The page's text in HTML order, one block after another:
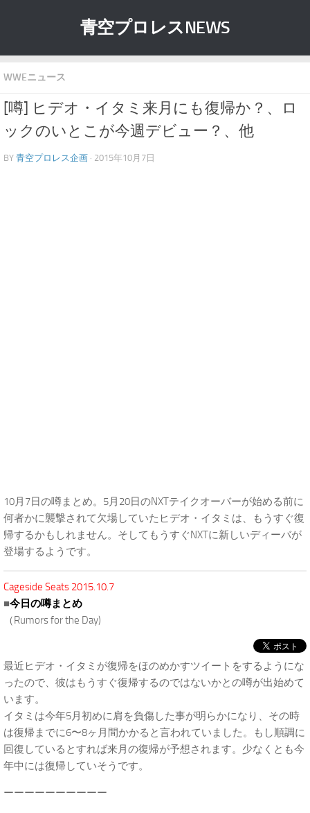
青空プロレスNEWS
WWEニュース
[噂] ヒデオ・イタミ来月にも復帰か？、ロ
ックのいとこが今週デビュー？、他
BY 青空プロレス企画 · 2015年10月7日
10月7日の噂まとめ。5月20日のNXTテイクオーバーが始める前に
何者かに襲撃されて欠場していたヒデオ・イタミは、もうすぐ復
帰するかもしれません。そしてもうすぐNXTに新しいディーバが
登場するようです。
Cageside Seats 2015.10.7
■今日の噂まとめ
（Rumors for the Day)
最近ヒデオ・イタミが復帰をほのめかすツイートをするようにな
ったので、彼はもうすぐ復帰するのではないかとの噂が出始めて
います。
イタミは今年5月初めに肩を負傷した事が明らかになり、その時
は復帰までに6〜8ヶ月間かかると言われていました。もし順調に
回復しているとすれば来月の復帰が予想されます。少なくとも今
年中には復帰していそうです。
ーーーーーーーーーー